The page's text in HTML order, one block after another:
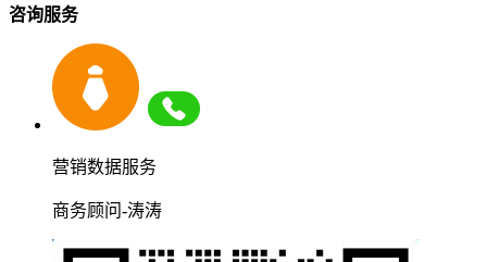
咨询服务
营销数据服务
商务顾问-涛涛